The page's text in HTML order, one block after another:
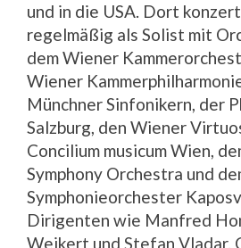
und in die USA. Dort
regelmäßig als Solist mit
dem Wiener
Wiener
Münchner Sinfonikern, der
Salzburg, den Wiener
Concilium musicum Wien,
Symphony Orchestra und
Symphonieorchester
Dirigenten wie Manfred
Weikert und Stefan Vladar.